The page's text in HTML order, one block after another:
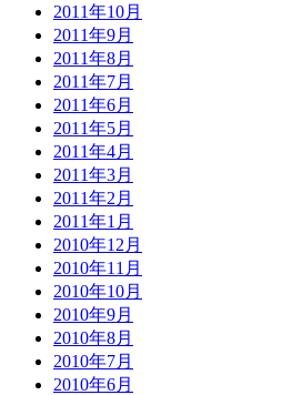
2011年10月
2011年9月
2011年8月
2011年7月
2011年6月
2011年5月
2011年4月
2011年3月
2011年2月
2011年1月
2010年12月
2010年11月
2010年10月
2010年9月
2010年8月
2010年7月
2010年6月